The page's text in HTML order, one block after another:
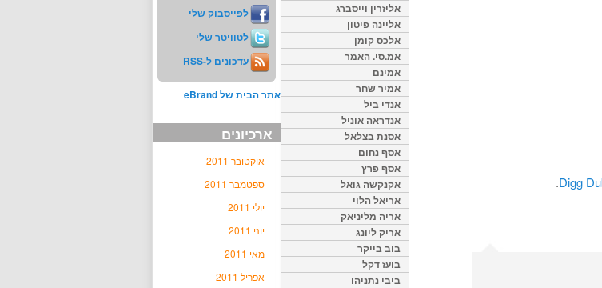
Digg
.
לפייסבוק שלי
לטוויטר שלי
עדכונים ל-RSS
אתר הבית של eBrand
ארכיונים
אוקטובר 2011
ספטמבר 2011
יולי 2011
יוני 2011
מאי 2011
אפריל 2011
אליזרין וייסברג
אליינה פיטון
אלכס קומן
אמ.סי. האמר
אמינם
אמיר שחר
אנדי ביל
אנדראה אוניל
אסנת בצלאל
אסף נחום
אסף פרץ
אקנקשה גואל
אריאל הלוי
אריה מליניאק
אריק ליונג
בוב בייקר
בועז דקל
ביבי נתניהו